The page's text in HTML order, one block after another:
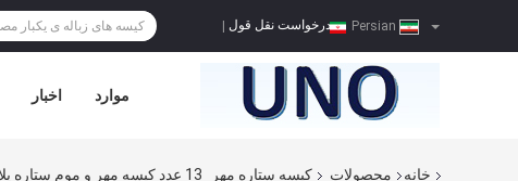
درخواست نقل قول
اخبار موارد
خانه محصولات کیسه ستاره مهر 13 عدد کیسه مهر و موم ستاره پلاستیکی MIC HDPE با دسته کراوات